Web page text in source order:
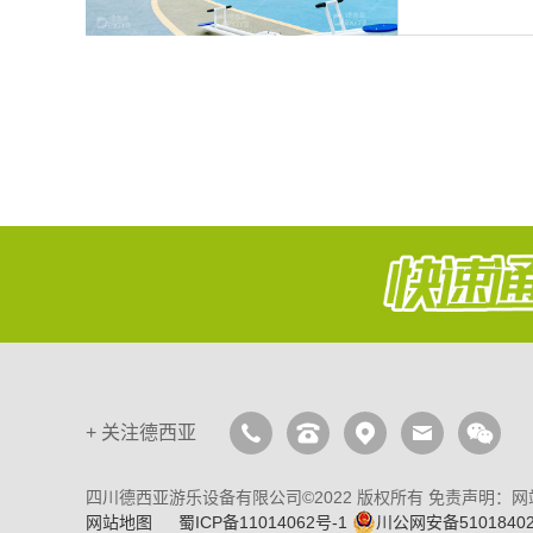
+ 关注德西亚
四川德西亚游乐设备有限公司©2022 版权所有 免责声明：
网站地图
蜀ICP备11014062号-1 川公网安备